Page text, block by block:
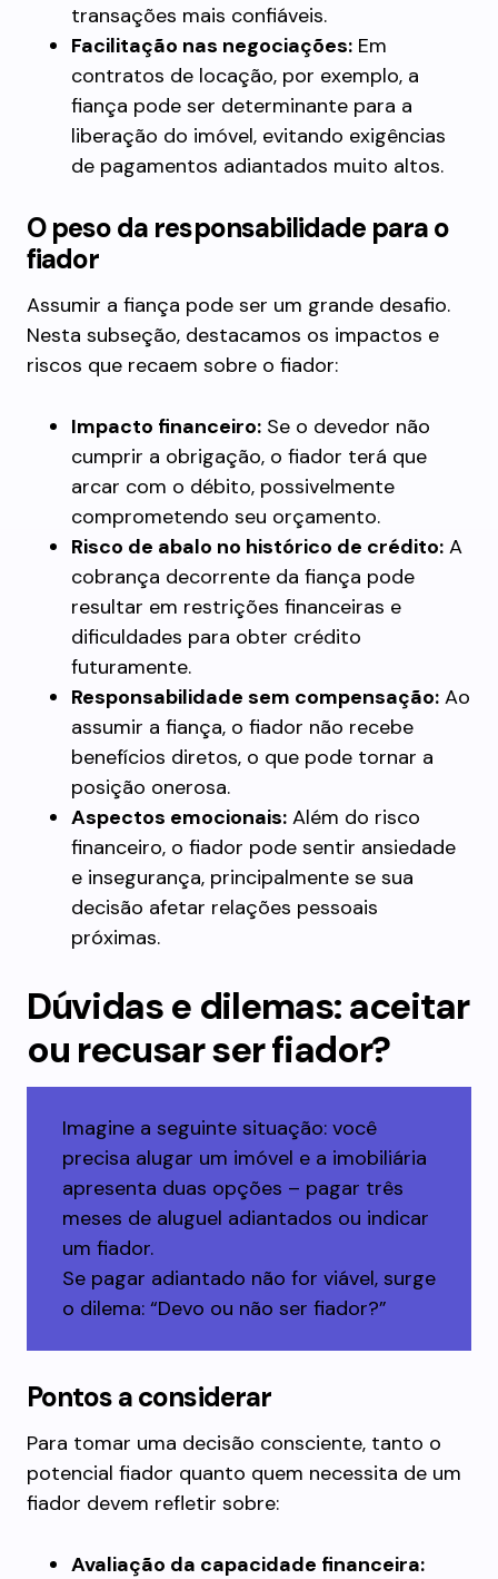
transações mais confiáveis.
Facilitação nas negociações: Em
contratos de locação, por exemplo, a
fiança pode ser determinante para a
liberação do imóvel, evitando exigências
de pagamentos adiantados muito altos.
O peso da responsabilidade para o
fiador
Assumir a fiança pode ser um grande desafio.
Nesta subseção, destacamos os impactos e
riscos que recaem sobre o fiador:
Impacto financeiro: Se o devedor não
cumprir a obrigação, o fiador terá que
arcar com o débito, possivelmente
comprometendo seu orçamento.
Risco de abalo no histórico de crédito: A
cobrança decorrente da fiança pode
resultar em restrições financeiras e
dificuldades para obter crédito
futuramente.
Responsabilidade sem compensação: Ao
assumir a fiança, o fiador não recebe
benefícios diretos, o que pode tornar a
posição onerosa.
Aspectos emocionais: Além do risco
financeiro, o fiador pode sentir ansiedade
e insegurança, principalmente se sua
decisão afetar relações pessoais
próximas.
Dúvidas e dilemas: aceitar
ou recusar ser fiador?
Imagine a seguinte situação: você
precisa alugar um imóvel e a imobiliária
apresenta duas opções – pagar três
meses de aluguel adiantados ou indicar
um fiador.
Se pagar adiantado não for viável, surge
o dilema: “Devo ou não ser fiador?”
Pontos a considerar
Para tomar uma decisão consciente, tanto o
potencial fiador quanto quem necessita de um
fiador devem refletir sobre:
Avaliação da capacidade financeira: